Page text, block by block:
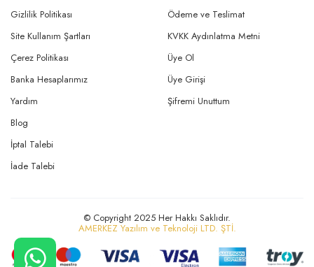
Gizlilik Politikası
Site Kullanım Şartları
Ödeme ve Teslimat
KVKK Aydınlatma Metni
Çerez Politikası
Banka Hesaplarımız
Yardım
Üye Ol
Üye Girişi
Şifremi Unuttum
Blog
İptal Talebi
İade Talebi
© Copyright 2025 Her Hakkı Saklıdır.
AMERKEZ Yazılım ve Teknoloji LTD. ŞTİ.